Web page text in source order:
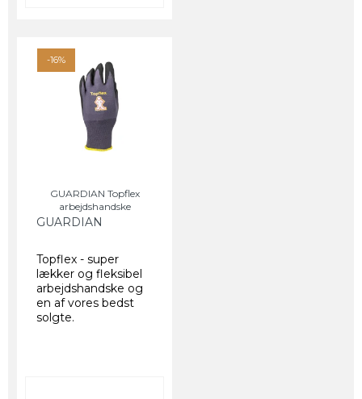
-16%
GUARDIAN Topflex
arbejdshandske
GUARDIAN
Topflex - super
lækker og fleksibel
arbejdshandske og
en af vores bedst
solgte.